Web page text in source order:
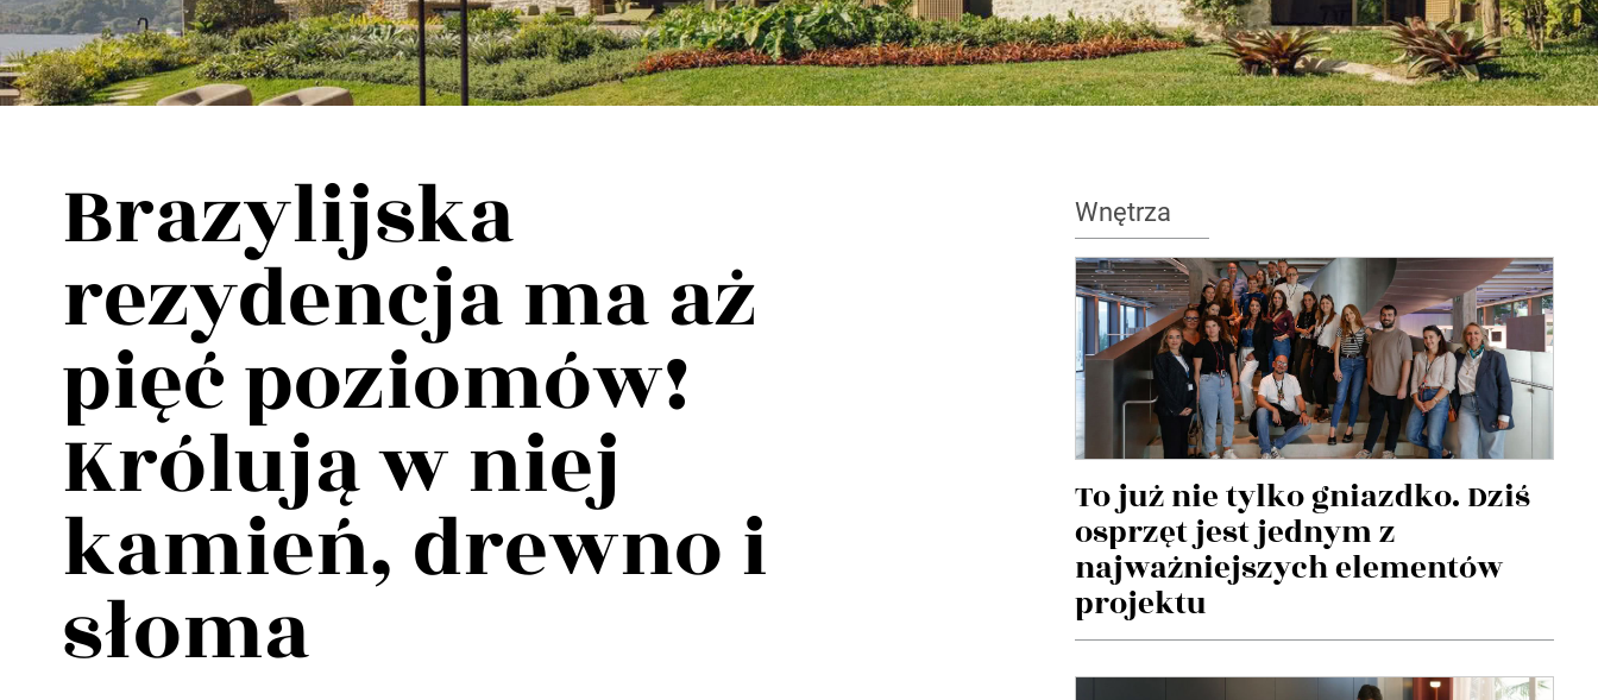
Wellnes
DIY
Brazylijska
rezydencja ma aż
pięć poziomów!
Królują w niej
kamień, drewno i
słoma
Wnętrza
To już nie tylko gniazdko. Dziś
osprzęt jest jednym z
najważniejszych elementów
projektu